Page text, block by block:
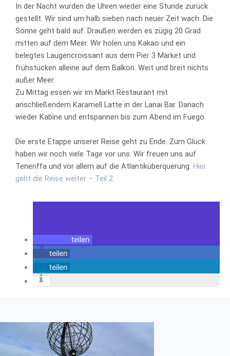
In der Nacht wurden die Uhren wieder eine Stunde zurück
gestellt. Wir sind um halb sieben nach neuer Zeit wach. Die
Sonne geht bald auf. Draußen werden es zügig 20 Grad
mitten auf dem Meer. Wir holen uns Kakao und ein
belegtes Laugencroissant aus dem Pier 3 Market und
frühstücken alleine auf dem Balkon. Weit und breit nichts
außer Meer.
Zu Mittag essen wir im Markt Restaurant mit
anschließendem Karamell Latte in der Lanai Bar. Danach
wieder Kabine und entspannen bis zum Abend im Fuego.
Die erste Etappe unserer Reise geht zu Ende. Zum Glück
haben wir noch viele Tage vor uns. Wir freuen uns auf
Teneriffa und vor allem auf die Atlantiküberquerung. Hier
geht die Reise weiter – Teil 2.
teilen
teilen
teilen